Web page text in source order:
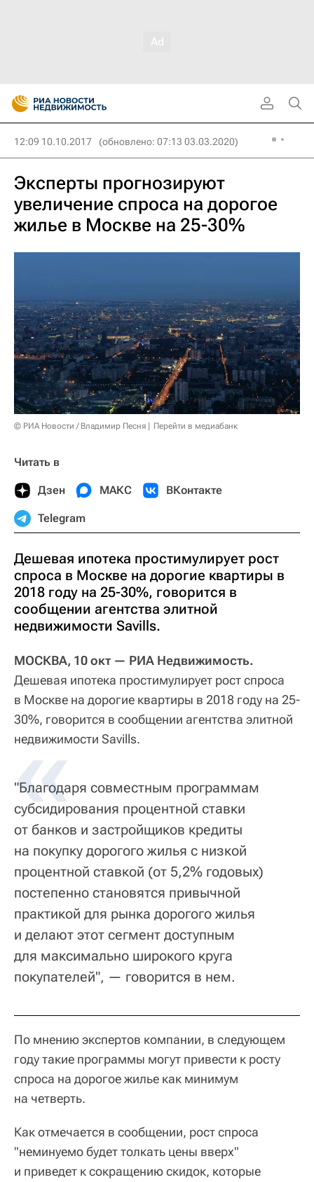
12:09 10.10.2017 (обновлено: 07:13 03.03.2020)
Эксперты прогнозируют
увеличение спроса на дорогое
жилье в Москве на 25-30%
© РИА Новости / Владимир Песня Перейти в медиабанк
Читать в
Дзен МАКС ВКонтакте
Telegram
Дешевая ипотека простимулирует рост
спроса в Москве на дорогие квартиры в
2018 году на 25-30%, говорится в
сообщении агентства элитной
недвижимости Savills.
МОСКВА, 10 окт — РИА Недвижимость.
Дешевая ипотека простимулирует рост спроса
в Москве на дорогие квартиры в 2018 году на 25-
30%, говорится в сообщении агентства элитной
недвижимости Savills.
"Благодаря совместным программам
субсидирования процентной ставки
от банков и застройщиков кредиты
на покупку дорогого жилья с низкой
процентной ставкой (от 5,2% годовых)
постепенно становятся привычной
практикой для рынка дорогого жилья
и делают этот сегмент доступным
для максимально широкого круга
покупателей", — говорится в нем.
По мнению экспертов компании, в следующем
году такие программы могут привести к росту
спроса на дорогое жилье как минимум
на четверть.
Как отмечается в сообщении, рост спроса
"неминуемо будет толкать цены вверх"
и приведет к сокращению скидок, которые